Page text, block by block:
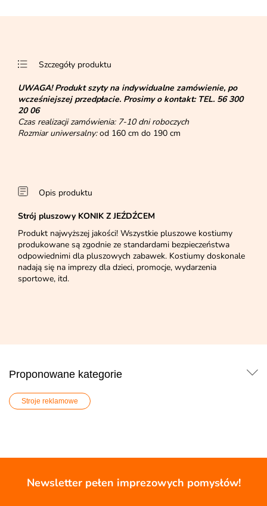
Szczegóły produktu
UWAGA!Produkt szyty na indywidualne zamówienie, po
wcześniejszej przedpłacie. Prosimy o kontakt: TEL. 56 300
20 06
Czas realizacji zamówienia: 7-10 dni roboczych
Rozmiar uniwersalny:od 160 cm do 190 cm
Opis produktu
Strój pluszowy KONIK Z JEŹDŹCEM
Produkt najwyższej jakości! Wszystkie pluszowe kostiumy
produkowane są zgodnie ze standardami bezpieczeństwa
odpowiednimi dla pluszowych zabawek. Kostiumy doskonale
nadają się na imprezy dla dzieci, promocje, wydarzenia
sportowe, itd.
Proponowane kategorie
Stroje reklamowe
Newsletter pełen imprezowych pomysłów!